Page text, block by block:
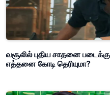
வசூலில் புதிய சாதனை
எத்தனை கோடி தெரியுமா?